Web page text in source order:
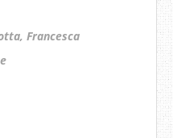
, Francesca